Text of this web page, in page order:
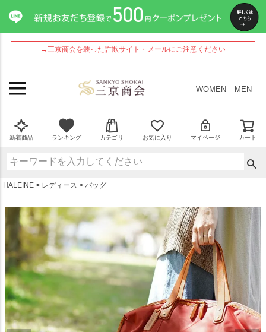
→三京商会を装った詐欺サイト・メールにご注意ください
WOMEN MEN
新着商品 ランキング カテゴリ お気に入り マイページ カート
HALEINE レディース バッグ
ペー
ジト
ップ
へ